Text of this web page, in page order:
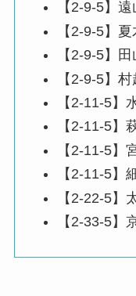
【2-9-5】
【2-9-5】
【2-9-5】
【2-9-5】
【2-11-5】
【2-11-5】
【2-11-5】
【2-11-5】
【2-22-5】
【2-33-5】